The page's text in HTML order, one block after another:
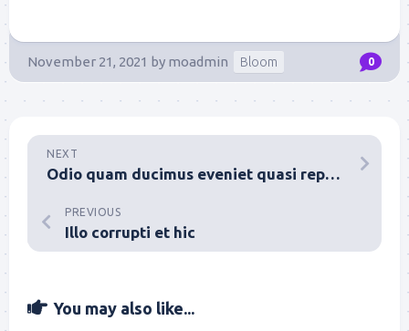
November 21, 2021 by moadmin Bloom 0
NEXT
Odio quam ducimus eveniet quasi repellat neque
PREVIOUS
Illo corrupti et hic
You may also like...